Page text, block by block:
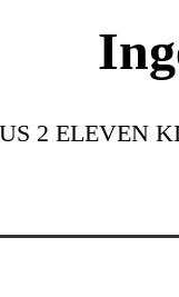
2 ELEVEN